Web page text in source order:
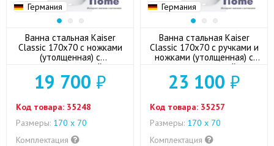
Германия
Ванна стальная Kaiser
Classic 170x70 с ножками
(утолщенная) с
шумоизоляцией
19 700 ₽
Код товара: 35248
Размеры: 170 х 70
Комплектация
Германия
Ванна стальная Kaiser
Classic 170x70 с ручками и
ножками (утолщенная) с
шумоизоляцией
23 100 ₽
Код товара: 35257
Размеры: 170 х 70
Комплектация